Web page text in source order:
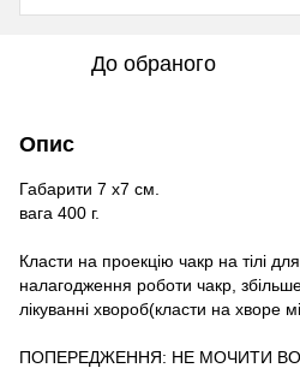
До обраного
Опис
Габарити 7 х7 см.
вага 400 г.
Класти на проекцію чакр на тілі
налагодження роботи чакр,
лікуванні хвороб(класти на хворе
ПОПЕРЕДЖЕННЯ: НЕ МОЧИТИ